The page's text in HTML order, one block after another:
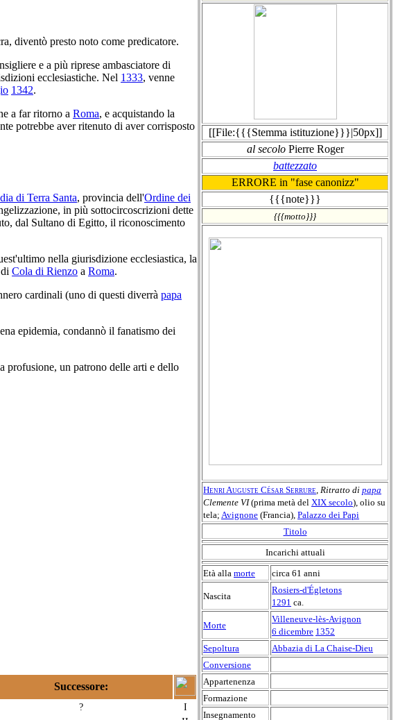
[[File:{{{Stemma istituzione}}}|50px]]
al secoloPierre Roger
battezzato
ERRORE in "fase canonizz"
{{{note}}}
{{{motto}}}
Henri Auguste César Serrure, Ritratto di papa
Clemente VI(prima metà del XIX secolo), olio su
tela; Avignone (Francia), Palazzo dei Papi
Titolo
Incarichi attuali
Età alla morte circa 61 anni
Nascita
Rosiers-d'Égletons
1291 ca.
Morte
Villeneuve-lès-Avignon
6 dicembre 1352
Sepoltura
Abbazia di La Chaise-Dieu
Conversione
Appartenenza
Formazione
Insegnamento
diventò presto noto come predicatore.
e a più riprese ambasciatore di
ecclesiastiche. Nel 1333, venne
1342.
a far ritorno a Roma, e acquistando la
potrebbe aver ritenuto di aver corrisposto
di Terra Santa, provincia dell'Ordine dei
in più sottocircoscrizioni dette
dal Sultano di Egitto, il riconoscimento
nella giurisdizione ecclesiastica, la
Cola di Rienzo a Roma.
cardinali (uno di questi diverrà papa
epidemia, condannò il fanatismo dei
profusione, un patrono delle arti e dello
Successore:
?
I